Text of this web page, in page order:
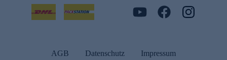
AGB Datenschutz Impressum